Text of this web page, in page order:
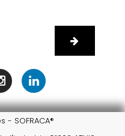
SOFRACA®